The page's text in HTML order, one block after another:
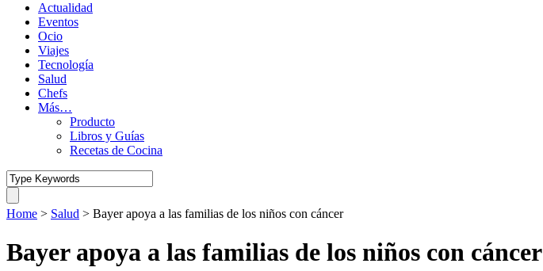
Actualidad
Eventos
Ocio
Viajes
Tecnología
Salud
Chefs
Más…
Producto
Libros y Guías
Recetas de Cocina
Home > Salud > Bayer apoya a las familias de los niños con cáncer
Bayer apoya a las familias de los niños con cáncer